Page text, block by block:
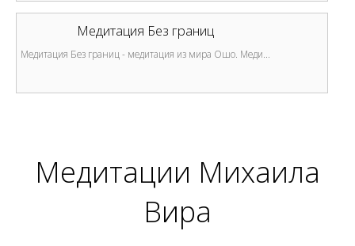
Медитация Без границ
Медитация Без границ - медитация из мира Ошо. Меди...
Медитации Михаила
Вира